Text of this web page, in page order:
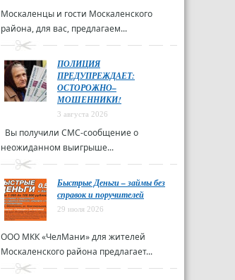
Москаленцы и гости Москаленского
района, для вас, предлагаем...
ПОЛИЦИЯ
ПРЕДУПРЕЖДАЕТ:
ОСТОРОЖНО–
МОШЕННИКИ!
3 августа 2026
Вы получили СМС-сообщение о
неожиданном выигрыше...
Быстрые Деньги – займы без
справок и поручителей
29 июля 2026
ООО МКК «ЧелМани» для жителей
Москаленского района предлагает...